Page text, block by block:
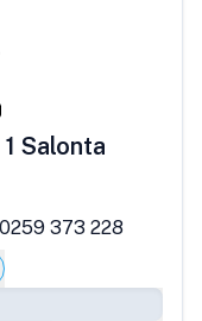
Salonta
0259 373 228